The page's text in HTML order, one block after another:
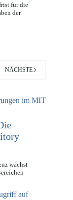
für die
der
NÄCHSTE
wächst